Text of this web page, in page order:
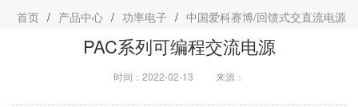
首页 / 产品中心 / 功率电子 / 中国爱科赛博/回馈式交直流电源
PAC系列可编程交流电源
时间：2022-02-13 来源：